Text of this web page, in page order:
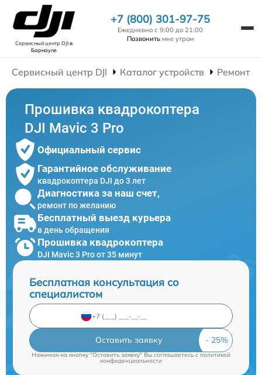
Сервисный центр DJIв
Барнауле
+7 (800) 301-97-75
Ежедневно с 9:00 до 21:00
Позвонить мне утром
Сервисный центр DJI Каталог устройств Ремонт
Прошивка квадрокоптера
DJI Mavic 3 Pro
Официальный сервис
Гарантийное обслуживание
квадрокоптера DJI до 3 лет
Диагностика за наш счет,
ремонт по желанию
Бесплатный выезд курьера
в день обращения
Прошивка квадрокоптера
DJI Mavic 3 Pro от 35 минут
Бесплатная консультация со
специалистом
Оставить заявку
Нажимая на кнопку "Оставить заявку" Вы соглашаетесь cполитикой
конфиденциальности